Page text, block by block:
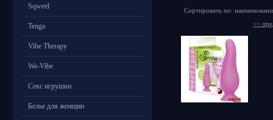
Sqweel
Tenga
Vibe Therapy
We-Vibe
Секс игрушки
Белье для женщин
Сортировать по:
<<